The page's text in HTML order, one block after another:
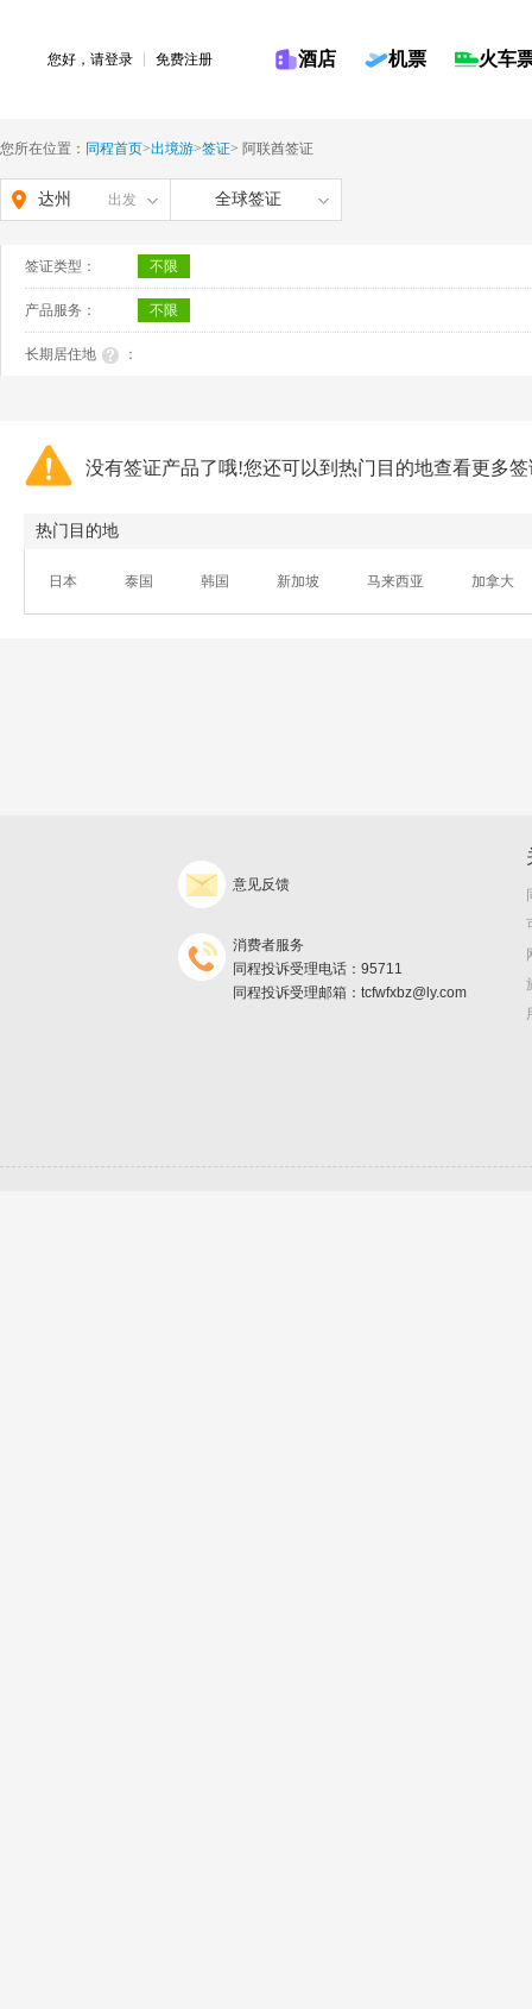
您好，请登录 免费注册 酒店 机票 火车
您所在位置： 同程首页>出境游>签证> 阿联酋签证
达州 出发 全球签证
签证类型： 不限
产品服务： 不限
长期居住地 ：
没有签证产品了哦!您还可以到热门目的地查看更多
热门目的地
日本 泰国 韩国 新加坡 马来西亚 加拿大
意见反馈
消费者服务
同程投诉受理电话：95711
同程投诉受理邮箱：tcfwfxbz@ly.com